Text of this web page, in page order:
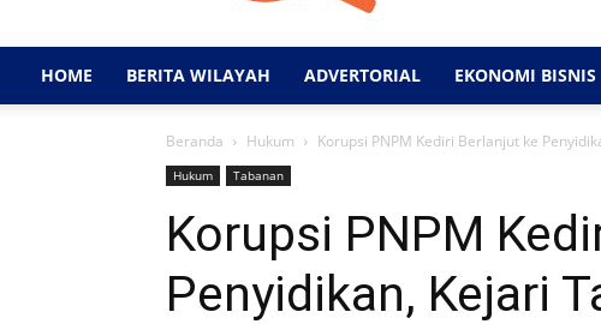
HOME BERITA WILAYAH ADVERTORIAL EKONOMI BISNIS
Beranda Hukum Korupsi PNPM Kediri Berlanjut ke
Hukum Tabanan
Korupsi PNPM
Penyidikan, Kejari